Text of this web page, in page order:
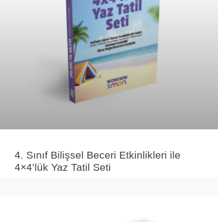
4. Sınıf Bilişsel Beceri Etkinlikleri ile
4×4’lük Yaz Tatil Seti